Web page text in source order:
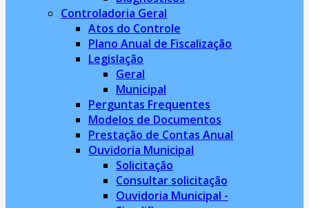
Controladoria Geral
Atos do Controle
Plano Anual de Fiscalização
Legislação
Geral
Municipal
Perguntas Frequentes
Modelos de Documentos
Prestação de Contas Anual
Ouvidoria Municipal
Solicitação
Consultar solicitação
Ouvidoria Municipal -